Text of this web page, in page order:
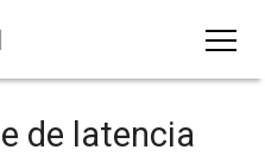
de latencia